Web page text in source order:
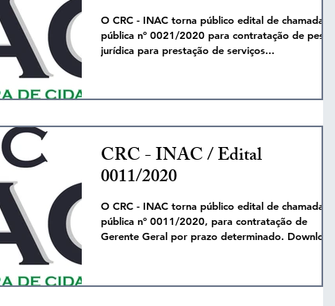
O CRC - INAC torna público edital de chamada
pública nº 0021/2020 para contratação de pessoa
jurídica para prestação de serviços...
CRC - INAC / Edital
0011/2020
O CRC - INAC torna público edital de chamada
pública nº 0011/2020, para contratação de
Gerente Geral por prazo determinado. Download